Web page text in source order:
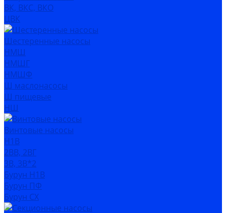
ВК, ВКС, ВКО
ЦВК
Шестеренные насосы
НМШ
НМШГ
НМШФ
Ш маслонасосы
Ш пищевые
НШ
Винтовые насосы
Н1В
2ВВ, 2ВГ
3В, 3В*2
Бурун Н1В
Бурун ПФ
Бурун СХ